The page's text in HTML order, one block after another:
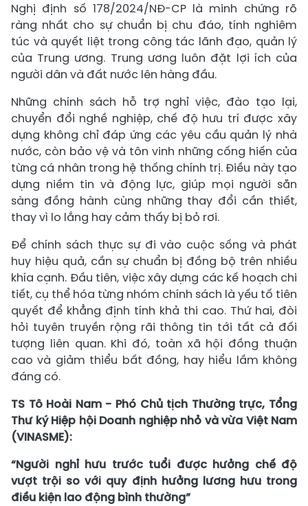
Nghị định số 178/2024/NĐ-CP là minh chứng rõ
ràng nhất cho sự chuẩn bị chu đáo, tính nghiêm
túc và quyết liệt trong công tác lãnh đạo, quản lý
của Trung ương. Trung ương luôn đặt lợi ích của
người dân và đất nước lên hàng đầu.
Những chính sách hỗ trợ nghỉ việc, đào tạo lại,
chuyển đổi nghề nghiệp, chế độ hưu trí được xây
dựng không chỉ đáp ứng các yêu cầu quản lý nhà
nước, còn bảo vệ và tôn vinh những cống hiến của
từng cá nhân trong hệ thống chính trị. Điều này tạo
dựng niềm tin và động lực, giúp mọi người sẵn
sàng đồng hành cùng những thay đổi cần thiết,
thay vì lo lắng hay cảm thấy bị bỏ rơi.
Để chính sách thực sự đi vào cuộc sống và phát
huy hiệu quả, cần sự chuẩn bị đồng bộ trên nhiều
khía cạnh. Đầu tiên, việc xây dựng các kế hoạch chi
tiết, cụ thể hóa từng nhóm chính sách là yếu tố tiên
quyết để khẳng định tính khả thi cao. Thứ hai, đòi
hỏi tuyên truyền rộng rãi thông tin tới tất cả đối
tượng liên quan. Khi đó, toàn xã hội đồng thuận
cao và giảm thiểu bất đồng, hay hiểu lầm không
đáng có.
TS Tô Hoài Nam - Phó Chủ tịch Thường trực, Tổng
Thư ký Hiệp hội Doanh nghiệp nhỏ và vừa Việt Nam
(VINASME):
“Người nghỉ hưu trước tuổi được hưởng chế độ
vượt trội so với quy định hưởng lương hưu trong
điều kiện lao động bình thường”